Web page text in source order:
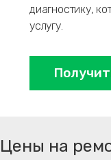
диагностику,
услугу.
Цены на